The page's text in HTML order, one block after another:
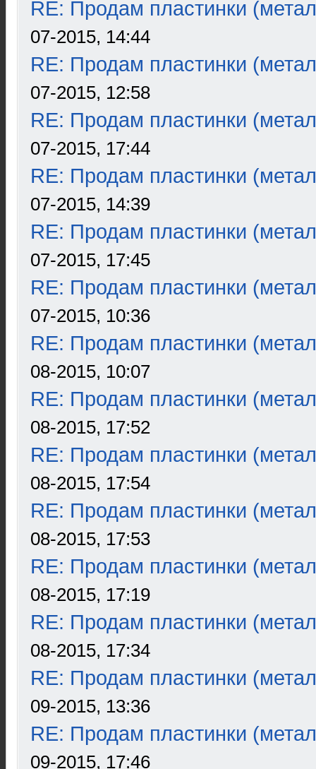
RE: Продам пластинки
07-2015, 14:44
RE: Продам пластинки
07-2015, 12:58
RE: Продам пластинки
07-2015, 17:44
RE: Продам пластинки
07-2015, 14:39
RE: Продам пластинки
07-2015, 17:45
RE: Продам пластинки
07-2015, 10:36
RE: Продам пластинки
08-2015, 10:07
RE: Продам пластинки
08-2015, 17:52
RE: Продам пластинки
08-2015, 17:54
RE: Продам пластинки
08-2015, 17:53
RE: Продам пластинки
08-2015, 17:19
RE: Продам пластинки
08-2015, 17:34
RE: Продам пластинки
09-2015, 13:36
RE: Продам пластинки
09-2015, 17:46